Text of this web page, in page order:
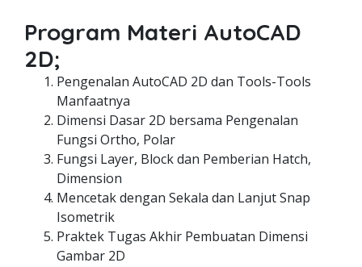
Program Materi AutoCAD
2D;
Pengenalan AutoCAD 2D dan Tools-Tools
Manfaatnya
Dimensi Dasar 2D bersama Pengenalan
Fungsi Ortho, Polar
Fungsi Layer, Block dan Pemberian Hatch,
Dimension
Mencetak dengan Sekala dan Lanjut Snap
Isometrik
Praktek Tugas Akhir Pembuatan Dimensi
Gambar 2D